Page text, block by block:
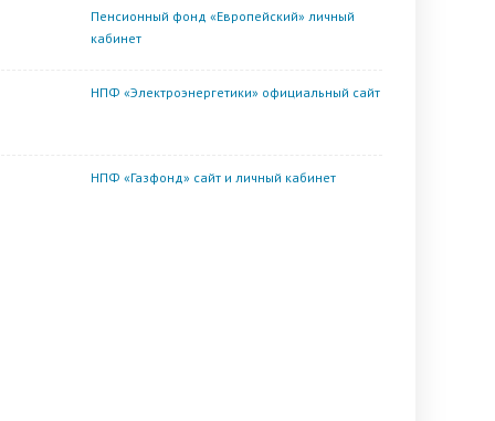
Пенсионный фонд «Европейский» личный
кабинет
НПФ «Электроэнергетики» официальный сайт
НПФ «Газфонд» сайт и личный кабинет